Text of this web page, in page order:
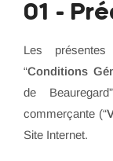
01 -
Les
“Conditions
de
commerçante (“
Site Internet.